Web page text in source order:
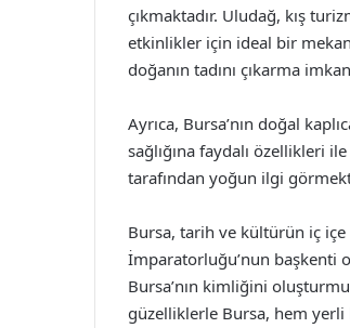
çıkmaktadır. Uludağ, kış
etkinlikler için ideal bir
doğanın tadını çıkarma
Ayrıca, Bursa’nın doğal
sağlığına faydalı özellikleri
tarafından yoğun ilgi
Bursa, tarih ve kültürün iç
İmparatorluğu’nun başkenti
Bursa’nın kimliğini
güzelliklerle Bursa, hem